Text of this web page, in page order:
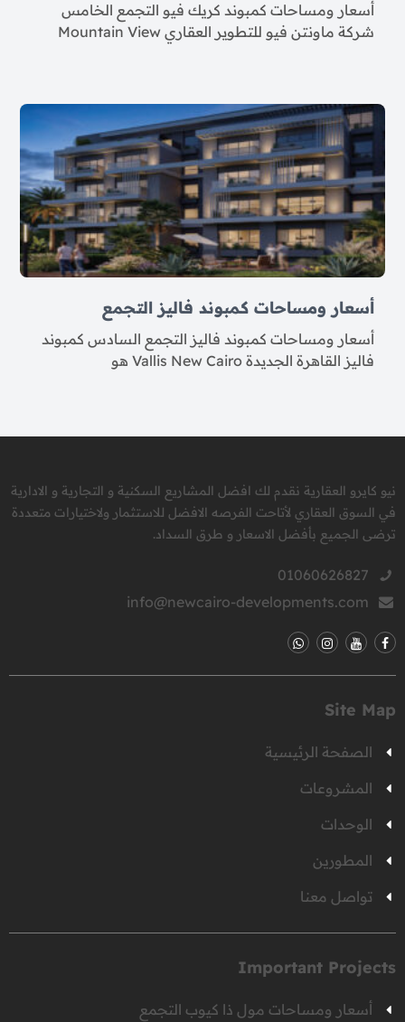
أسعار ومساحات كمبوند كريك فيو التجمع الخامس
شركة ماونتن فيو للتطوير العقاري Mountain View
أسعار ومساحات كمبوند فاليز التجمع
أسعار ومساحات كمبوند فاليز التجمع السادس كمبوند
فاليز القاهرة الجديدة Vallis New Cairo هو
نيو كايرو العقارية نقدم لك افضل المشاريع السكنية و التجارية و الادارية
في السوق العقاري لأتاحت الفرصه الافضل للاستثمار ولاختيارات متعددة
ترضى الجميع بأفضل الاسعار و طرق السداد.
01060626827
info@newcairo-developments.com
Site Map
الصفحة الرئيسية
المشروعات
الوحدات
المطورين
تواصل معنا
Important Projects
أسعار ومساحات مول ذا كيوب التجمع